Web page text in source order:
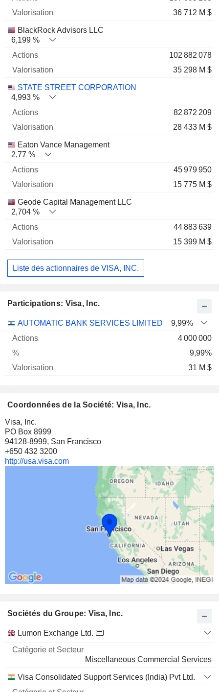
36 712 M $
BlackRock Advisors LLC
6,199 %
102 882 078
35 298 M $
STATE STREET CORPORATION
4,993 %
82 872 209
28 433 M $
Eaton Vance Management
2,77 %
45 979 950
15 775 M $
Geode Capital Management LLC
2,704 %
44 883 639
15 399 M $
Liste des actionnaires de VISA, INC.
Participations: Visa, Inc.
Nom Actions % Valorisation
AUTOMATIC BANK SERVICES LIMITED
9,99%
4 000 000
9,99%
31 M $
Coordonnées de la Société: Visa, Inc.
Visa, Inc.
PO Box 8999
94128-8999, San Francisco
+650 432 3200
http://usa.visa.com
Sociétés du Groupe: Visa, Inc.
Nom
Catégorie
Secteur
Lumon Exchange Ltd.
Miscellaneous Commercial Services
Visa Consolidated Support Services (India) Pvt Ltd.